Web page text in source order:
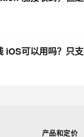
可以用吗？只支
产品和定价